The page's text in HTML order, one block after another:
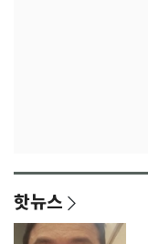
핫뉴스